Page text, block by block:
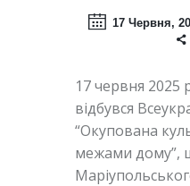
17 Червня,
17 червня 2025
відбувся
“Окупована
межами дому”,